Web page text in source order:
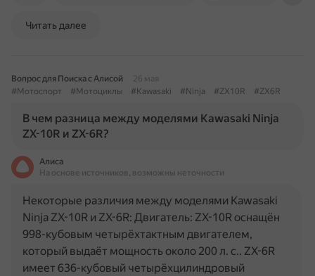
Читать далее
Вопрос для Поиска с Алисой
26 мая
#Мотоспорт
#Мотоциклы #Kawasaki #Ninja #ZX10R #ZX6R
В чем разница между моделями Kawasaki Ninja
ZX-10R и ZX-6R?
Алиса
На основе источников, возможны неточности
Некоторые различия между моделями Kawasaki
Ninja ZX-10R и ZX-6R: Двигатель: ZX-10R оснащён
998-кубовым четырёхтактным двигателем,
который выдаёт мощность около 200 л. с.. ZX-6R
имеет 636-кубовый четырёхцилиндровый